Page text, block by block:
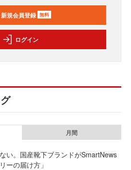
新規会員登録 無料
ログイン
月間
い。国産靴下ブランドがSmartNews
ーの届け方」